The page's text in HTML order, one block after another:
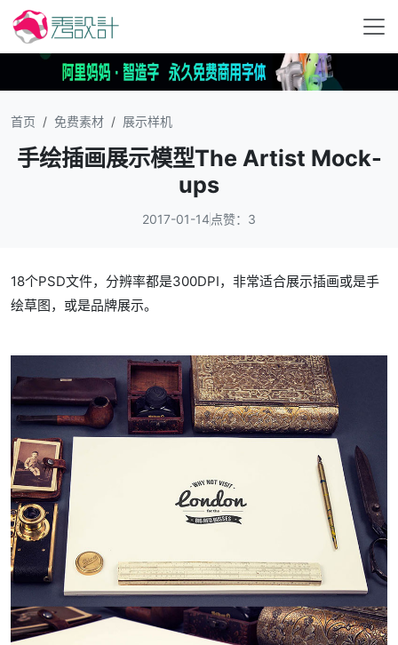
首页 免费素材 展示样机
手绘插画展示模型The Artist Mock-
ups
2017-01-14 点赞：3
18个PSD文件，分辨率都是300DPI，非常适合展示插画或是手
绘草图，或是品牌展示。